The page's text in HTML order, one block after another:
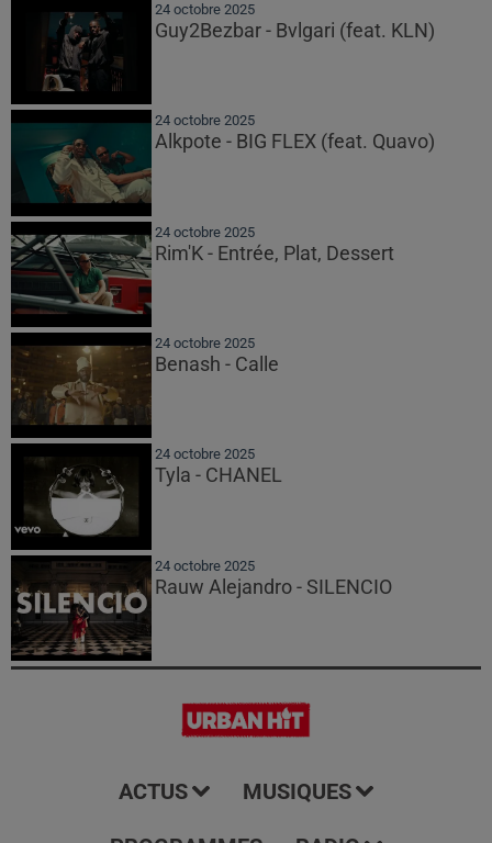
24 octobre 2025
Guy2Bezbar - Bvlgari (feat. KLN)
24 octobre 2025
Alkpote - BIG FLEX (feat. Quavo)
24 octobre 2025
Rim'K - Entrée, Plat, Dessert
24 octobre 2025
Benash - Calle
24 octobre 2025
Tyla - CHANEL
24 octobre 2025
Rauw Alejandro - SILENCIO
ACTUS MUSIQUES